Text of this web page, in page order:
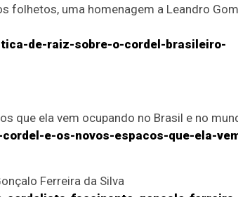
folhetos, uma homenagem a Leandro
de-raiz-sobre-o-cordel-brasileiro-
que ela vem ocupando no Brasil e no
e-os-novos-espacos-que-ela-
Ferreira da Silva